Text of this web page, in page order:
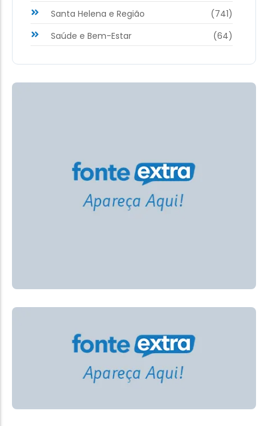
Santa Helena e Região
(741)
Saúde e Bem-Estar
(64)